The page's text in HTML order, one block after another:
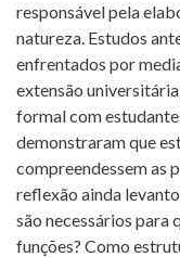
responsável pela
natureza. Estudos
enfrentados por
extensão
formal com
demonstraram que
compreendessem as
reflexão ainda
são necessários para
funções? Como